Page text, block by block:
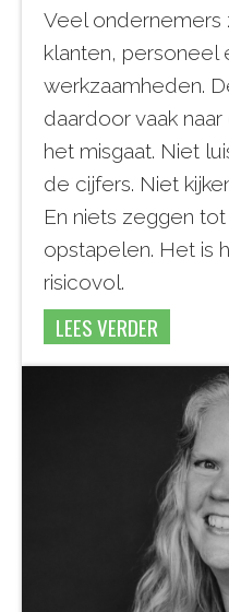
Veel ondernemers
klanten, personeel
werkzaamheden.
daardoor vaak
het misgaat. Niet
de cijfers. Niet
En niets zeggen
opstapelen. Het is
risicovol.
LEES VERDER